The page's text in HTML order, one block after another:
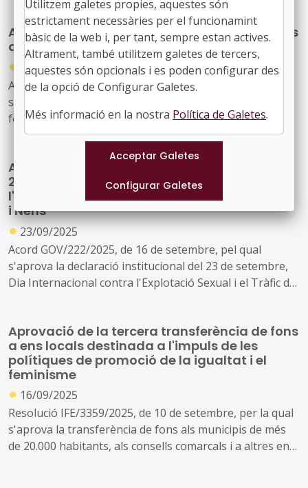
l’Àrea Metropolitana de Barcelona i la Barcelona Time
Use Initiative for a Healthy Society per a l’impuls de les
polítiques d’ús del temps en les agendes institucionals i
organització de la Time Use Week
Aprovació del desplegament del Pla d’impuls
de l’esport femení a Catalunya 2024-2030
●
26/09/2025
Acord GOV/225/2025, de 23 de setembre, pel qual
s'aprova el desplegament del Pla d'impuls de l'esport
femení a Catalunya 2024-2030
Aprovació de la declaració institucional del
23 de setembre, Dia Internacional contra
l'Explotació Sexual i el Tràfic de Dones, Nenes
i Nens
● 23/09/2025
Acord GOV/222/2025, de 16 de setembre, pel qual
s'aprova la declaració institucional del 23 de setembre,
Dia Internacional contra l'Explotació Sexual i el Tràfic de
Aprovació de la tercera transferència de fons
a ens locals destinada a l'impuls de les
polítiques de promoció de la igualtat i el
feminisme
● 16/09/2025
Resolució IFE/3359/2025, de 10 de setembre, per la qual
s'aprova la transferència de fons als municipis de més
de 20.000 habitants, als consells comarcals i a altres ens
Utilitzem galetes propies, aquestes són
estrictament necessàries per el funcionamint
bàsic de la web i, per tant, sempre estan actives.
Altrament, també utilitzem galetes de tercers,
aquestes són opcionals i es poden configurar des
de la opció de Configurar Galetes.
Més informació en la nostra Política de Galetes.